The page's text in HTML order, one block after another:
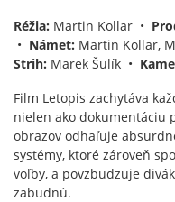
Réžia: Martin Kollar •
• Námet: Martin Kollar,
Strih: Marek Šulík •
Film Letopis zachytáva
nielen ako dokumentáciu
obrazov odhaľuje
systémy, ktoré zároveň
voľby, a povzbudzuje
zabudnú.